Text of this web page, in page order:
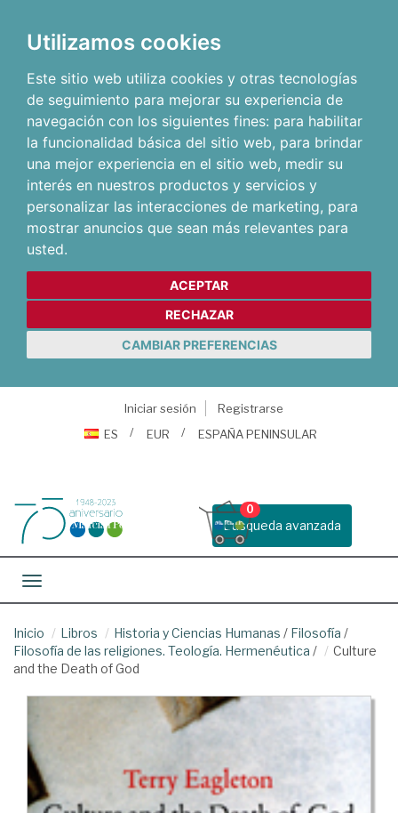
Utilizamos cookies
Este sitio web utiliza cookies y otras tecnologías
de seguimiento para mejorar su experiencia de
navegación con los siguientes fines: para habilitar
la funcionalidad básica del sitio web, para brindar
una mejor experiencia en el sitio web, medir su
interés en nuestros productos y servicios y
personalizar las interacciones de marketing, para
mostrar anuncios que sean más relevantes para
usted.
ACEPTAR
RECHAZAR
CAMBIAR PREFERENCIAS
Iniciar sesión
Registrarse
ES
EUR ESPAÑA PENINSULAR
Busqueda avanzada
0
Toggle navigation
Inicio Libros Historia y Ciencias Humanas / Filosofía /
Filosofía de las religiones. Teología. Hermenéutica /
Culture
and the Death of God